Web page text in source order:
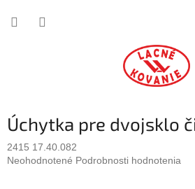
Úchytka pre dvojsklo
2415 17.40.082
Priemerné
Neohodnotené Podrobnosti hodnotenia